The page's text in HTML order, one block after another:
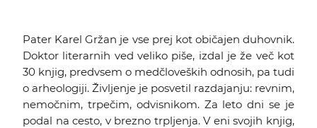
Pater Karel Gržan je vse prej kot običajen duhovnik.
Doktor literarnih ved veliko piše, izdal je že več kot
30 knjig, predvsem o medčloveških odnosih, pa tudi
o arheologiji. Življenje je posvetil razdajanju: revnim,
nemočnim, trpečim, odvisnikom. Za leto dni se je
podal na cesto, v brezno trpljenja. V eni svojih knjig,